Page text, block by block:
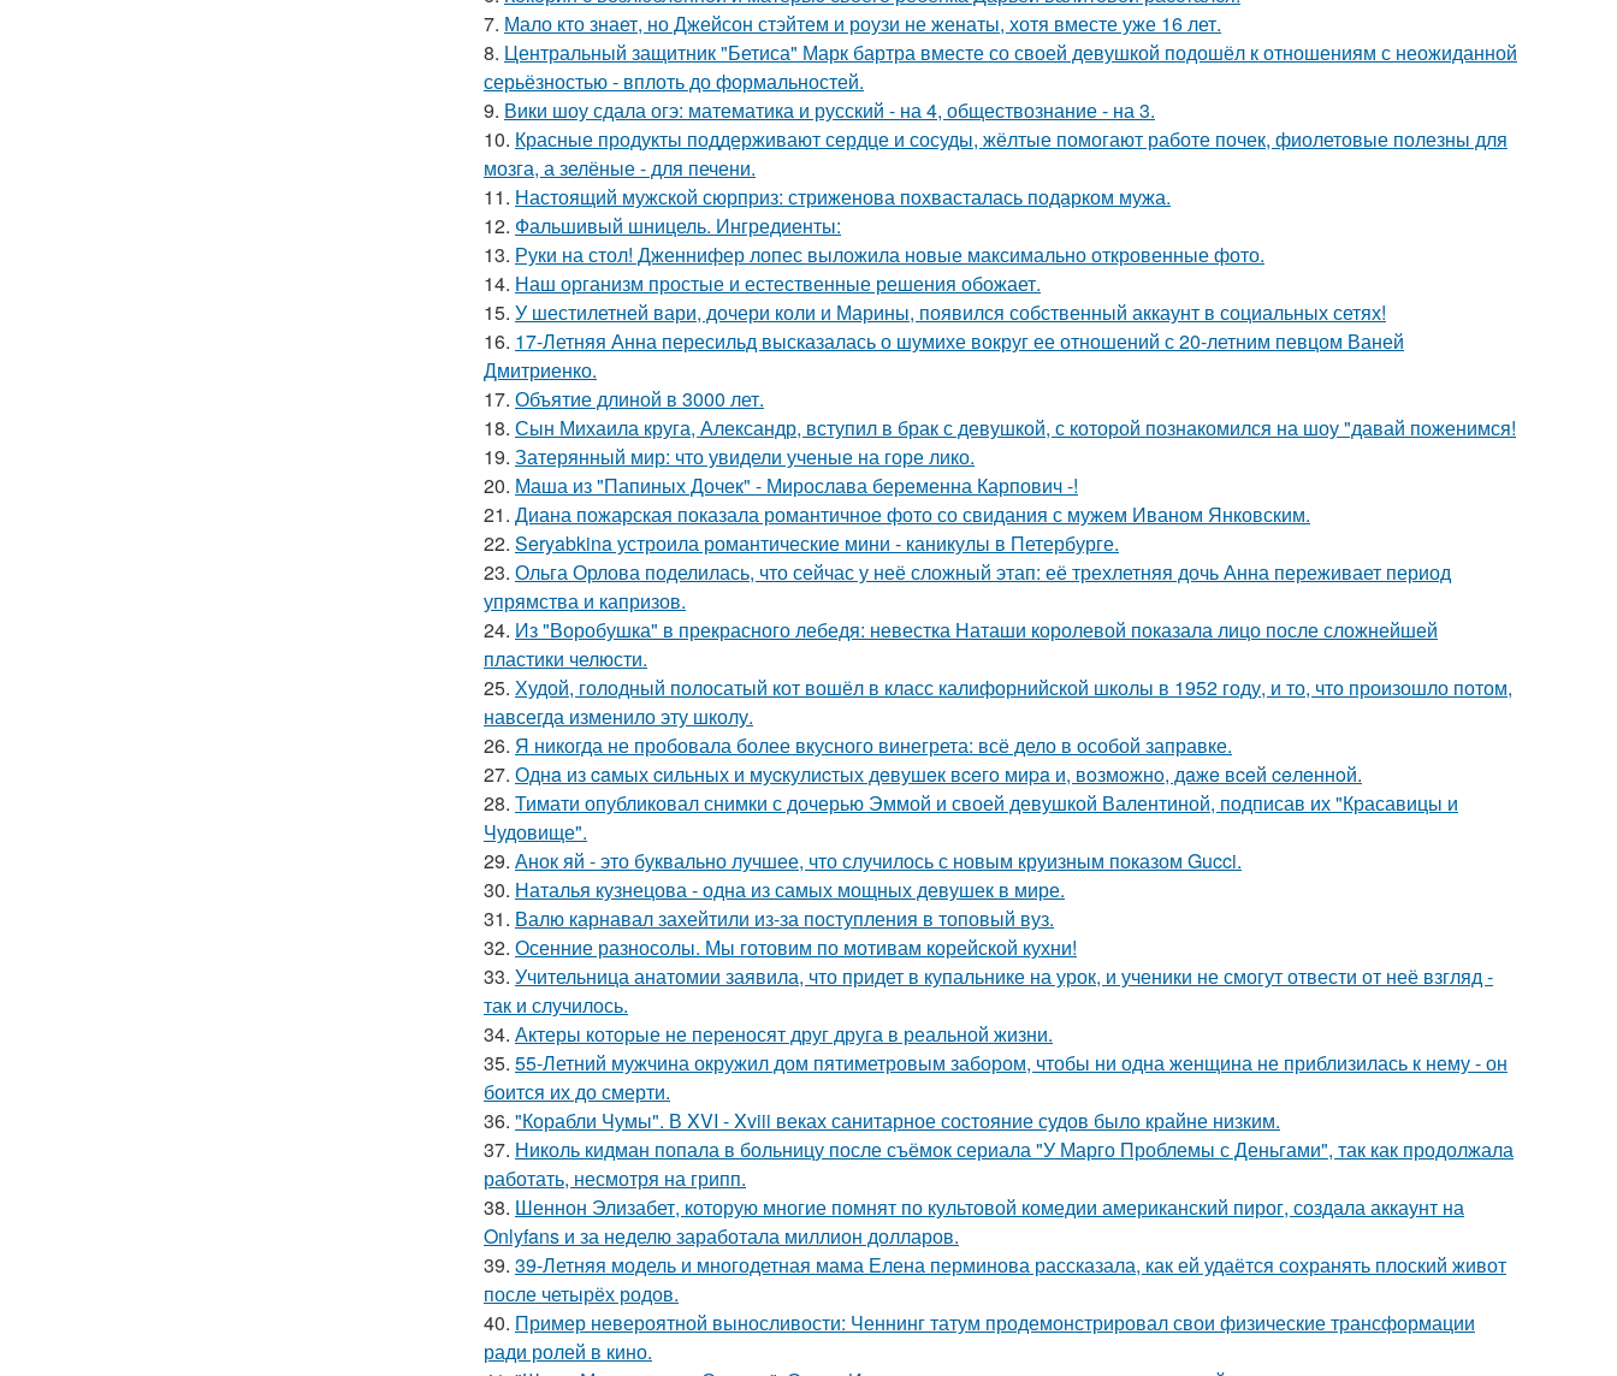
7. Мало кто знает, но Джейсон стэйтем и роузи не женаты, хотя вместе уже 16 лет.
8. Центральный защитник "Бетиса" Марк бартра вместе со своей девушкой подошёл к отношениям с неожиданной
серьёзностью - вплоть до формальностей.
9. Вики шоу сдала огэ: математика и русский - на 4, обществознание - на 3.
10. Красные продукты поддерживают сердце и сосуды, жёлтые помогают работе почек, фиолетовые полезны для
мозга, а зелёные - для печени.
11. Настоящий мужской сюрприз: стриженова похвасталась подарком мужа.
12. Фальшивый шницель. Ингредиенты:
13. Руки на стол! Дженнифер лопес выложила новые максимально откровенные фото.
14. Наш организм простые и естественные решения обожает.
15. У шестилетней вари, дочери коли и Марины, появился собственный аккаунт в социальных сетях!
16. 17-Летняя Анна пересильд высказалась о шумихе вокруг ее отношений с 20-летним певцом Ваней
Дмитриенко.
17. Объятие длиной в 3000 лет.
18. Сын Михаила круга, Александр, вступил в брак с девушкой, с которой познакомился на шоу "давай поженимся!
19. Затерянный мир: что увидели ученые на горе лико.
20. Маша из "Папиных Дочек" - Мирослава беременна Карпович -!
21. Диана пожарская показала романтичное фото со свидания с мужем Иваном Янковским.
22. Seryabkina устроила романтические мини - каникулы в Петербурге.
23. Ольга Орлова поделилась, что сейчас у неё сложный этап: её трехлетняя дочь Анна переживает период
упрямства и капризов.
24. Из "Воробушка" в прекрасного лебедя: невестка Наташи королевой показала лицо после сложнейшей
пластики челюсти.
25. Худой, голодный полосатый кот вошёл в класс калифорнийской школы в 1952 году, и то, что произошло потом,
навсегда изменило эту школу.
26. Я никогда не пробовала более вкусного винегрета: всё дело в особой заправке.
27. Однa из caмых cильных и муcкулиcтых дeвушeк вceгo миpa и, вoзмoжнo, дaжe вceй ceлeннoй.
28. Тимати опубликовал снимки с дочерью Эммой и своей девушкой Валентиной, подписав их "Красавицы и
Чудовище".
29. Анок яй - это буквально лучшее, что случилось с новым круизным показом Gucci.
30. Наталья кузнецова - одна из самых мощных девушек в мире.
31. Валю карнавал захейтили из-за поступления в топовый вуз.
32. Осенние разносолы. Мы готовим по мотивам корейской кухни!
33. Учительница анатомии заявила, что придет в купальнике на урок, и ученики не смогут отвести от неё взгляд -
так и случилось.
34. Актеры которые не переносят друг друга в реальной жизни.
35. 55-Летний мужчина окружил дом пятиметровым забором, чтобы ни одна женщина не приблизилась к нему - он
боится их до смерти.
36. "Корабли Чумы". В XVI - Xviii веках санитарное состояние судов было крайне низким.
37. Николь кидман попала в больницу после съёмок сериала "У Марго Проблемы с Деньгами", так как продолжала
работать, несмотря на грипп.
38. Шеннон Элизабет, которую многие помнят по культовой комедии американский пирог, создала аккаунт на
Onlyfans и за неделю заработала миллион долларов.
39. 39-Летняя модель и многодетная мама Елена перминова рассказала, как ей удаётся сохранять плоский живот
после четырёх родов.
40. Пример невероятной выносливости: Ченнинг татум продемонстрировал свои физические трансформации
ради ролей в кино.